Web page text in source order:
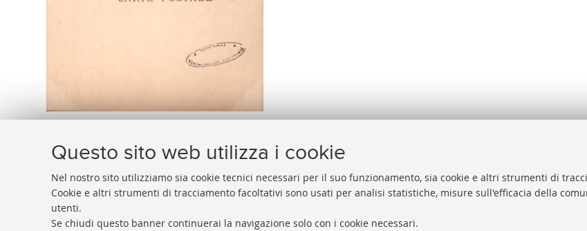
Questo sito web utilizza i cookie
Nel nostro sito utilizziamo sia cookie tecnici necessari per il suo funzionamento, sia cookie e altri strumenti di
Cookie e altri strumenti di tracciamento facoltativi sono usati per analisi statistiche, misure sull'efficacia della
utenti.
Se chiudi questo banner continuerai la navigazione solo con i cookie necessari.
BIBLIOTECA